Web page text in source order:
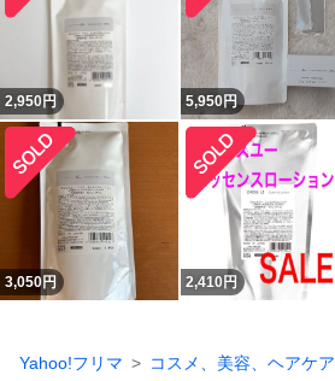
2,950円 5,950円
3,050円 2,410 円
Yahoo!フリマ
コスメ、美容、ヘアケア